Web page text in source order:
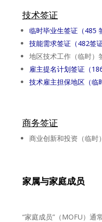
技术签证
临时毕业生签证（485
技能需求签证（482签证
地区技术工作（临时）
雇主提名计划签证（186
技术雇主担保地区（临
商务签证
商业创新和投资（临时
家属与家庭成员
“家庭成员”（MOFU）通